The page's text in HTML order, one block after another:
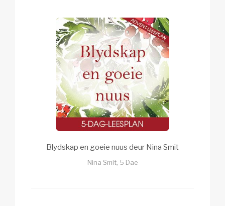
Blydskap en goeie nuus deur Nina Smit
Nina Smit, 5 Dae